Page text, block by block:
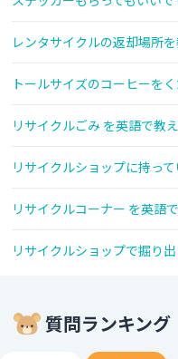
レンタサイクルの返却場所
トールサイズのコーヒーを
リサイクルごみ を英語で教
リサイクルショップに持っ
リサイクルコーナー を英語
リサイクルショップで掘り
質問ランキング